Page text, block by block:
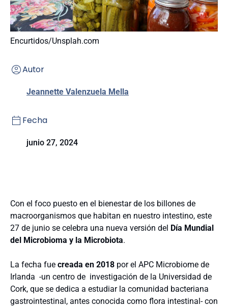
Encurtidos/Unsplah.com
Autor
Jeannette Valenzuela Mella
Fecha
junio 27, 2024
Con el foco puesto en el bienestar de los billones de
macroorganismos que habitan en nuestro intestino, este
27 de junio se celebra una nueva versión del Día Mundial
del Microbioma y la Microbiota.
La fecha fue creada en 2018 por el APC Microbiome de
Irlanda -un centro de investigación de la Universidad de
Cork, que se dedica a estudiar la comunidad bacteriana
gastrointestinal, antes conocida como flora intestinal- con